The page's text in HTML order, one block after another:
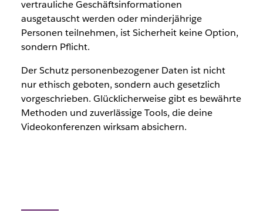
vertrauliche Geschäftsinformationen
ausgetauscht werden oder minderjährige
Personen teilnehmen, ist Sicherheit keine Option,
sondern Pflicht.
Der Schutz personenbezogener Daten ist nicht
nur ethisch geboten, sondern auch gesetzlich
vorgeschrieben. Glücklicherweise gibt es bewährte
Methoden und zuverlässige Tools, die deine
Videokonferenzen wirksam absichern.